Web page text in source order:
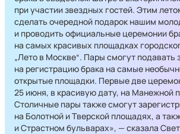
при участии звездных гостей. Этим
сделать очередной подарок нашим
и проводить официальные церемонии
на самых красивых площадках
„Лето в Москве“. Пары смогут подавать
на регистрацию брака на самые
открытые площадки. Первые две
25 июня, в красивую дату, на Манежной
Столичные пары также смогут
на Болотной и Тверской площадях, а
и Страстном бульварах», — сказала